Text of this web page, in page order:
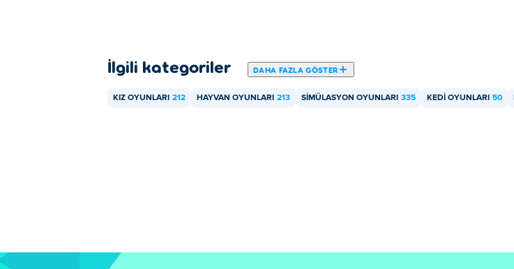
İlgili kategoriler DAHA FAZLA GÖSTER
KIZ OYUNLARI 212 HAYVAN OYUNLARI 213 SIMÜLASYON OYUNLARI 335 KEDI OYUNLARI 50